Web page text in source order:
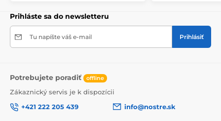
Prihláste sa do newsletteru
Tu napíšte váš e-mail Prihlásiť
Potrebujete poradiť offline
Zákaznický servis je k dispozícii
+421 222 205 439
info@nostre.sk